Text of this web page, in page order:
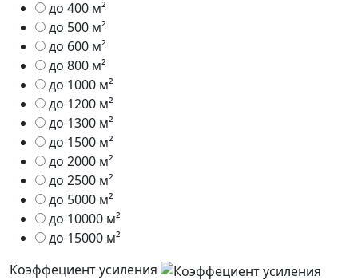
до 400 м²
до 500 м²
до 600 м²
до 800 м²
до 1000 м²
до 1200 м²
до 1300 м²
до 1500 м²
до 2000 м²
до 2500 м²
до 5000 м²
до 10000 м²
до 15000 м²
Коэффециент усиления